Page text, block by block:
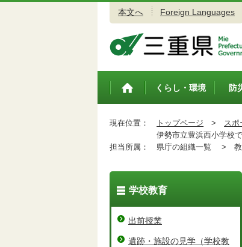
本文へ Foreign Languages
トップペ
くらし・環境 防
現在位置： トップページ > スポ
伊勢市立豊浜西小学校
担当所属：
県庁の組織一覧 > 教
学校教育
出前授業
遺跡・施設の見学（学校教